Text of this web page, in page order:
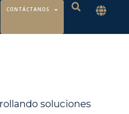
CONTÁCTANOS
soluciones